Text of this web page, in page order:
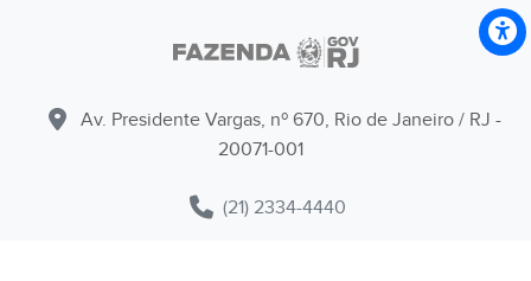
Av. Presidente Vargas, nº 670, Rio de Janeiro / RJ -
20071-001
(21) 2334-4440